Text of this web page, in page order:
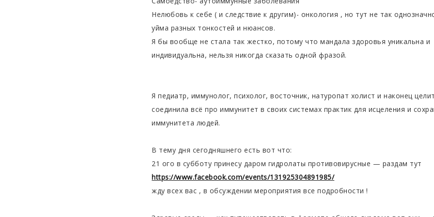
Нелюбовь к себе ( и следствие к другим)- онкология , но тут не так
уйма разных тонкостей и нюансов.
Я бы вообще не стала так жестко, потому что мандала здоровья уникальна и
индивидуальна, нельзя никогда сказать одной фразой.
Я педиатр, иммунолог, психолог, восточник, натуропат холист и наконец
соединила всё про иммунитет в своих системах практик для исцеления и
иммунитета людей.
В тему дня сегодняшнего есть вот что:
21 ого в субботу принесу даром гидролаты противовирусные — раздам тут
https://www.facebook.com/events/131925304891985/
жду всех вас , в обсуждении мероприятия все подробности !